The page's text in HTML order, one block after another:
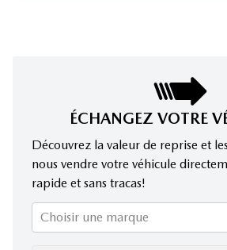
ÉCHANGEZ VOTRE
Découvrez la valeur de reprise et
nous vendre votre véhicule
rapide et sans tracas!
Choisir une marque